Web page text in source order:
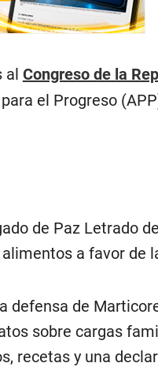
al Congreso de la
el Progreso
de Paz Letrado
a favor de
defensa de
sobre cargas
recetas y una